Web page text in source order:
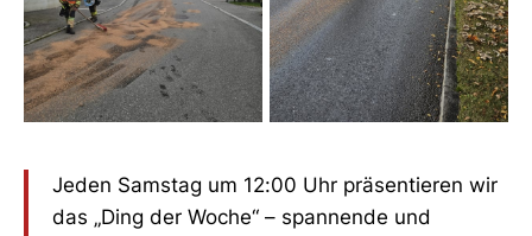
Jeden Samstag um 12:00 Uhr präsentieren wir
das „Ding der Woche“ – spannende und